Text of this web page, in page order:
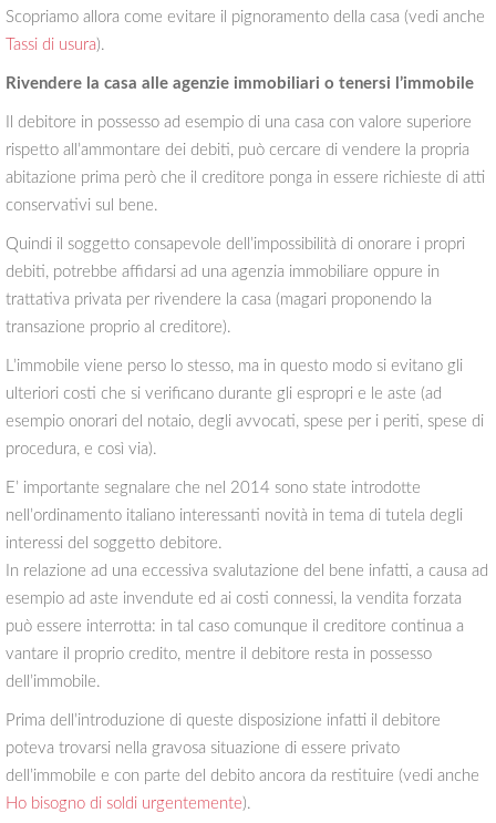
Scopriamo allora come evitare il pignoramento della casa (vedi anche
Tassi di usura).
Rivendere la casa alle agenzie immobiliari o tenersi l’immobile
Il debitore in possesso ad esempio di una casa con valore superiore
rispetto all’ammontare dei debiti, può cercare di vendere la propria
abitazione prima però che il creditore ponga in essere richieste di atti
conservativi sul bene.
Quindi il soggetto consapevole dell’impossibilità di onorare i propri
debiti, potrebbe affidarsi ad una agenzia immobiliare oppure in
trattativa privata per rivendere la casa (magari proponendo la
transazione proprio al creditore).
L’immobile viene perso lo stesso, ma in questo modo si evitano gli
ulteriori costi che si verificano durante gli espropri e le aste (ad
esempio onorari del notaio, degli avvocati, spese per i periti, spese di
procedura, e così via).
E’ importante segnalare che nel 2014 sono state introdotte
nell’ordinamento italiano interessanti novità in tema di tutela degli
interessi del soggetto debitore.
In relazione ad una eccessiva svalutazione del bene infatti, a causa ad
esempio ad aste invendute ed ai costi connessi, la vendita forzata
può essere interrotta: in tal caso comunque il creditore continua a
vantare il proprio credito, mentre il debitore resta in possesso
dell’immobile.
Prima dell’introduzione di queste disposizione infatti il debitore
poteva trovarsi nella gravosa situazione di essere privato
dell’immobile e con parte del debito ancora da restituire (vedi anche
Ho bisogno di soldi urgentemente).